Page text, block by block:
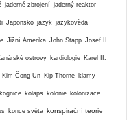
jaderné zbrojení jaderný reaktor
Japonsko jazyk jazykověda
Jižní Amerika John Stapp Josef II.
ostrovy kardiologie Karel II.
Kim Čong-Un Kip Thorne klamy
kognice kolaps kolonie kolonizace
konce světa konspirační teorie